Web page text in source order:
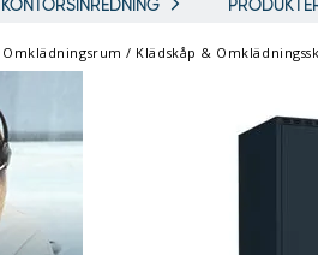
KONTORSINREDNING
Omklädningsrum / Klädskåp &